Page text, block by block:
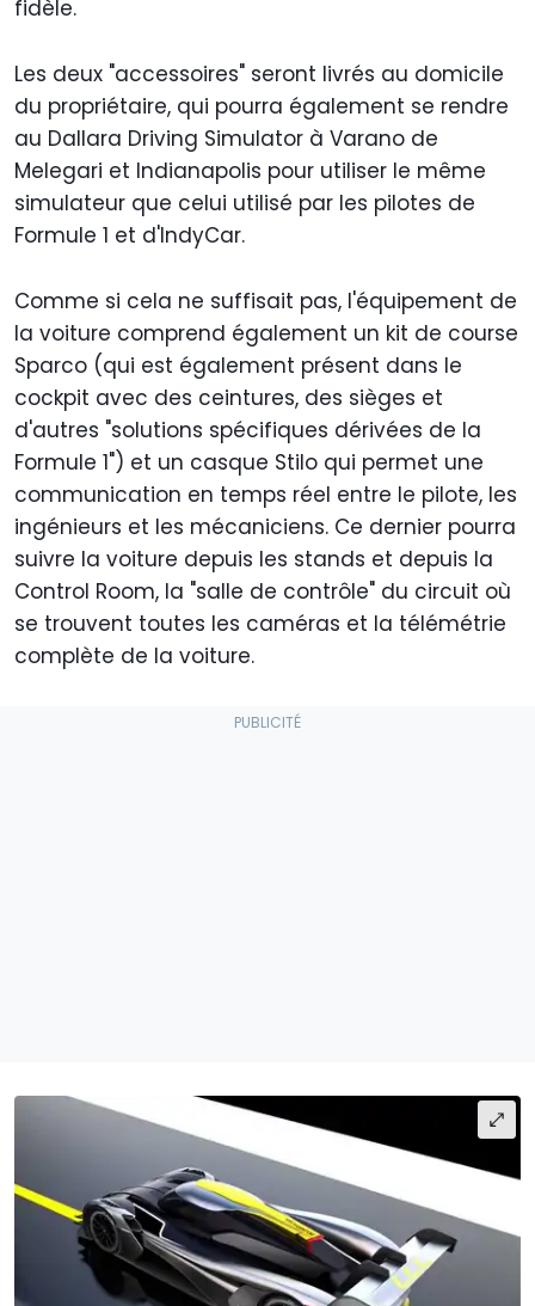
fidèle.
Les deux "accessoires" seront livrés au domicile
du propriétaire, qui pourra également se rendre
au Dallara Driving Simulator à Varano de
Melegari et Indianapolis pour utiliser le même
simulateur que celui utilisé par les pilotes de
Formule 1 et d'IndyCar.
Comme si cela ne suffisait pas, l'équipement de
la voiture comprend également un kit de course
Sparco (qui est également présent dans le
cockpit avec des ceintures, des sièges et
d'autres "solutions spécifiques dérivées de la
Formule 1") et un casque Stilo qui permet une
communication en temps réel entre le pilote, les
ingénieurs et les mécaniciens. Ce dernier pourra
suivre la voiture depuis les stands et depuis la
Control Room, la "salle de contrôle" du circuit où
se trouvent toutes les caméras et la télémétrie
complète de la voiture.